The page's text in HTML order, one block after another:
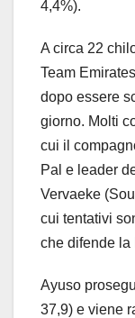
4,4%).
A circa 22
Team
dopo essere
giorno. Molti
cui il
Pal e leader
Vervaeke
cui tentativi
che difende la
Ayuso
37,9) e viene